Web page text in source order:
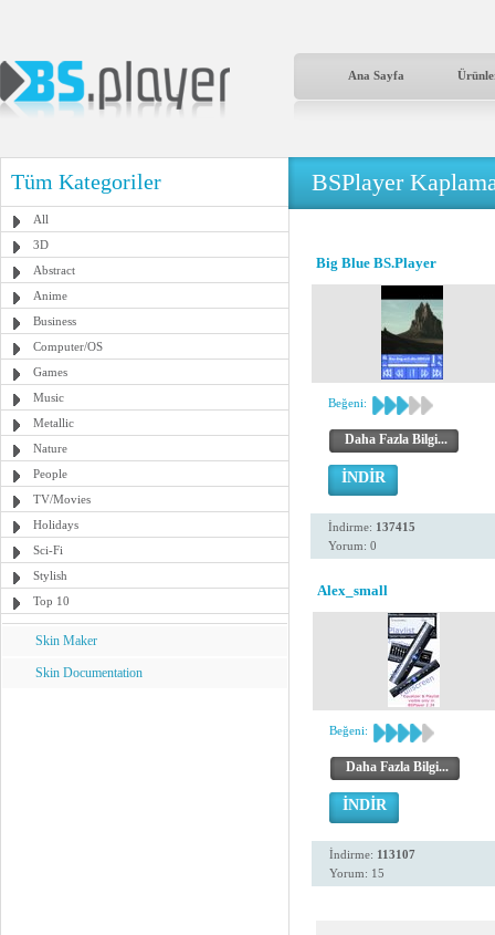
Ana Sayfa
Tüm Kategoriler
All
3D
Abstract
Anime
Business
Computer/OS
Games
Music
Metallic
Nature
People
TV/Movies
Holidays
Sci-Fi
Stylish
Top 10
Skin Maker
Skin Documentation
BSPlayer
Big Blue BS.Player
Beğeni:
Daha Fazla Bilgi...
İNDİR
İndirme: 137415
Yorum: 0
Alex_small
Beğeni:
Daha Fazla Bilgi...
İNDİR
İndirme: 113107
Yorum: 15